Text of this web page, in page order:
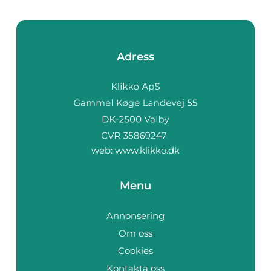
Adress
web: www.klikko.dk
Menu
Annonsering
Om oss
Cookies
Kontakta oss